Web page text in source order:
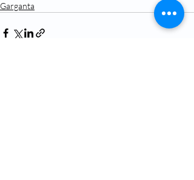
Garganta